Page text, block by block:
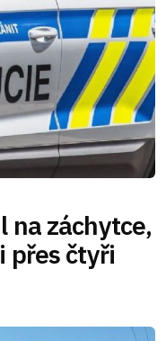
na záchytce,
přes čtyři